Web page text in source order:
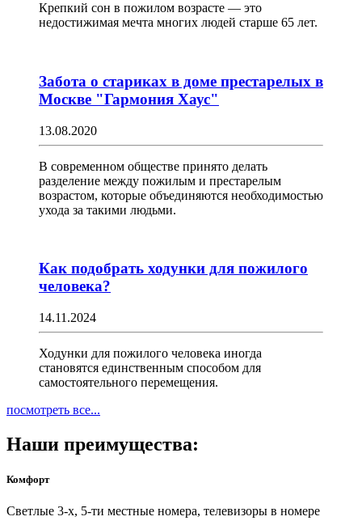
Крепкий сон в пожилом возрасте — это
недостижимая мечта многих людей старше 65 лет.
Забота о стариках в доме престарелых в
Москве "Гармония Хаус"
13.08.2020
В современном обществе принято делать
разделение между пожилым и престарелым
возрастом, которые объединяются необходимостью
ухода за такими людьми.
Как подобрать ходунки для пожилого
человека?
14.11.2024
Ходунки для пожилого человека иногда
становятся единственным способом для
самостоятельного перемещения.
посмотреть все...
Наши преимущества:
Комфорт
Светлые 3-х, 5-ти местные номера, телевизоры в номере